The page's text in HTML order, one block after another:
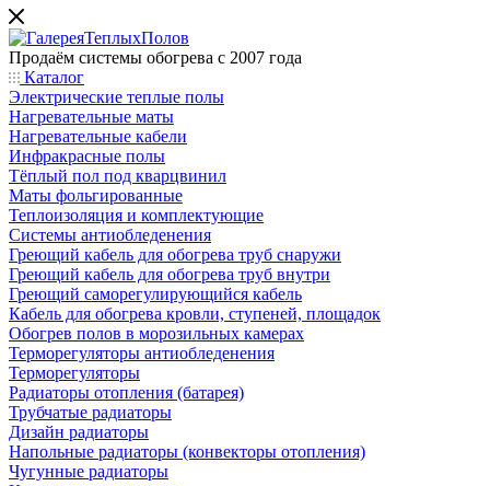
Продаём системы обогрева с 2007 года
Каталог
Электрические теплые полы
Нагревательные маты
Нагревательные кабели
Инфракрасные полы
Тёплый пол под кварцвинил
Маты фольгированные
Теплоизоляция и комплектующие
Системы антиобледенения
Греющий кабель для обогрева труб снаружи
Греющий кабель для обогрева труб внутри
Греющий саморегулирующийся кабель
Кабель для обогрева кровли, ступеней, площадок
Обогрев полов в морозильных камерах
Терморегуляторы антиобледенения
Терморегуляторы
Радиаторы отопления (батарея)
Трубчатые радиаторы
Дизайн радиаторы
Напольные радиаторы (конвекторы отопления)
Чугунные радиаторы